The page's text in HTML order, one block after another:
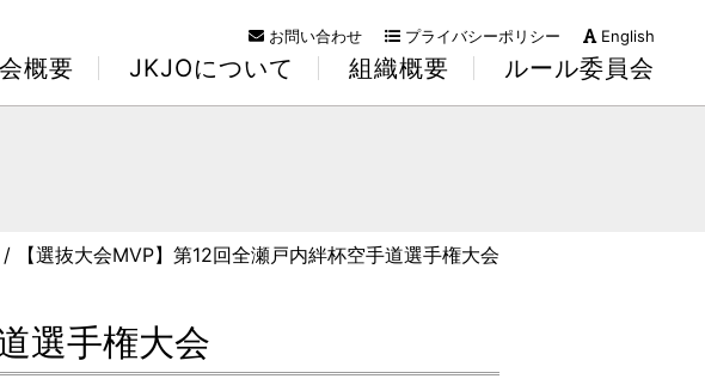
お問い合わせ プライバシーポリシー English
概要 JKJOについて 組織概要 ルール委員会
/ 【選抜大会MVP】第12回全瀬戸内絆杯空手道選手権大会
選手権大会